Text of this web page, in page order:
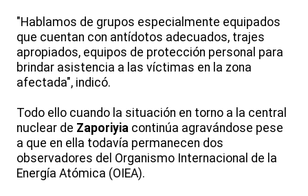
"Hablamos de grupos especialmente equipados
que cuentan con antídotos adecuados, trajes
apropiados, equipos de protección personal para
brindar asistencia a las víctimas en la zona
afectada", indicó.
Todo ello cuando la situación en torno a la central
nuclear de Zaporiyia continúa agravándose pese
a que en ella todavía permanecen dos
observadores del Organismo Internacional de la
Energía Atómica (OIEA).